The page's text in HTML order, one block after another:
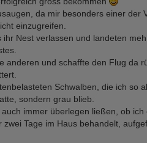
da mir besonders einer der
einzugreifen.
Nest verlassen und landeten
anderen und schaffte den Flug da
Schwalben, die ich so
sondern grau blieb.
immer überlegen ließen, ob ich
Tage im Haus behandelt,